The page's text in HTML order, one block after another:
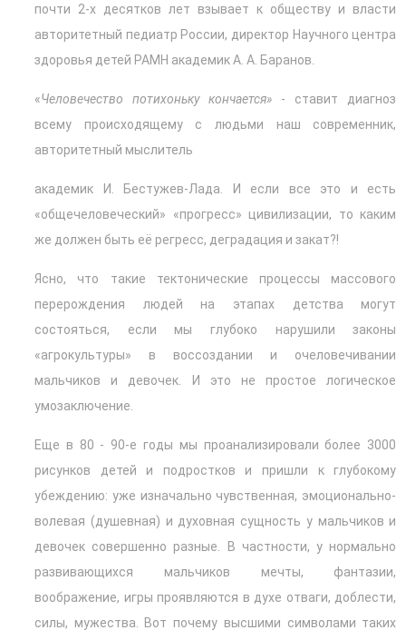
почти 2-х десятков лет взывает к обществу и власти
авторитетный педиатр России, директор Научного центра
здоровья детей РАМН академик А. А. Баранов.
«Человечество потихоньку кончается» - ставит диагноз
всему происходящему с людьми наш современник,
авторитетный мыслитель
академик И. Бестужев-Лада. И если все это и есть
«общечеловеческий» «прогресс» цивилизации, то каким
же должен быть её регресс, деградация и закат?!
Ясно, что такие тектонические процессы массового
перерождения людей на этапах детства могут
состояться, если мы глубоко нарушили законы
«агрокультуры» в воссоздании и очеловечивании
мальчиков и девочек. И это не простое логическое
умозаключение.
Еще в 80 - 90-е годы мы проанализировали более 3000
рисунков детей и подростков и пришли к глубокому
убеждению: уже изначально чувственная, эмоционально-
волевая (душевная) и духовная сущность у мальчиков и
девочек совершенно разные. В частности, у нормально
развивающихся мальчиков мечты, фантазии,
воображение, игры проявляются в духе отваги, доблести,
силы, мужества. Вот почему высшими символами таких